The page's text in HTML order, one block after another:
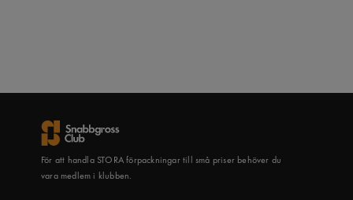
För att handla STORA förpackningar till små priser behöver du
vara medlem i klubben.